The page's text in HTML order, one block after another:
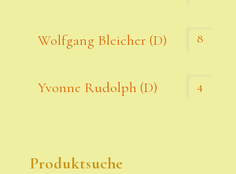
Wolfgang Bleicher (D) 8
Yvonne Rudolph (D) 4
Produktsuche